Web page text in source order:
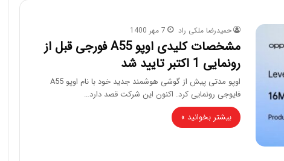
حمیدرضا ملکی راد 7 مهر 1400
مشخصات کلیدی اوپو A55 فورجی قبل از
رونمایی 1 اکتبر تایید شد
اوپو مدتی پیش از گوشی هوشمند جدید خود با نام اوپو A55
فایوجی رونمایی کرد. اکنون این شرکت قصد دارد…
بیشتر بخوانید »